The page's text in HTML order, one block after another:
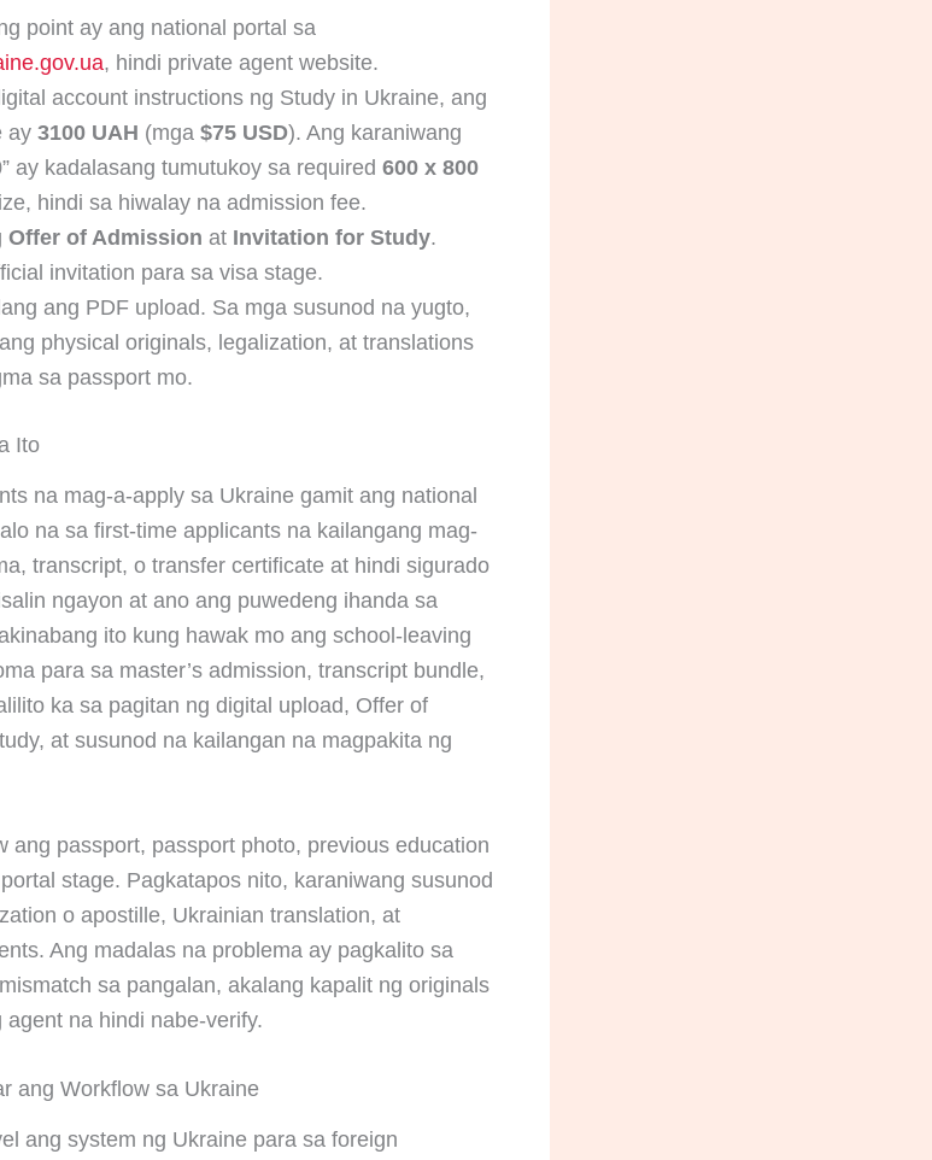
point ay ang national portal sa
, hindi private agent website.
account instructions ng Study in Ukraine, ang
ay 3100 UAH (mga $75 USD). Ang karaniwang
ay kadalasang tumutukoy sa required 600 x 800
hindi sa hiwalay na admission fee.
Offer of Admission at Invitation for Study.
invitation para sa visa stage.
ang PDF upload. Sa mga susunod na yugto,
physical originals, legalization, at translations
sa passport mo.
Ito
na mag-a-apply sa Ukraine gamit ang national
na sa first-time applicants na kailangang mag-
transcript, o transfer certificate at hindi sigurado
ngayon at ano ang puwedeng ihanda sa
ito kung hawak mo ang school-leaving
para sa master’s admission, transcript bundle,
ka sa pagitan ng digital upload, Offer of
at susunod na kailangan na magpakita ng
ang passport, passport photo, previous education
stage. Pagkatapos nito, karaniwang susunod
o apostille, Ukrainian translation, at
Ang madalas na problema ay pagkalito sa
sa pangalan, akalang kapalit ng originals
na hindi nabe-verify.
ang Workflow sa Ukraine
ang system ng Ukraine para sa foreign